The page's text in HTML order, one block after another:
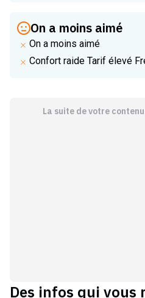
On a moins aimé
On a moins aimé
Confort raide Tarif élevé
La suite de votre
Des infos qui vous